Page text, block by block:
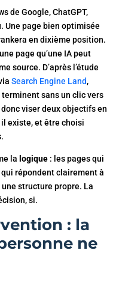
de Google, ChatGPT,
Une page bien optimisée
en dixième position.
page qu’une IA peut
source. D’après l’étude
Search Engine Land,
terminent sans un clic vers
viser deux objectifs en
existe, et être choisi
la logique : les pages qui
répondent clairement à
structure propre. La
si.
: la
ne